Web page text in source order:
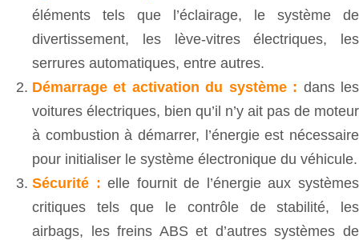
éléments tels que l’éclairage, le système de
divertissement, les lève-vitres électriques, les
serrures automatiques, entre autres.
Démarrage et activation du système : dans les
voitures électriques, bien qu’il n’y ait pas de moteur
à combustion à démarrer, l’énergie est nécessaire
pour initialiser le système électronique du véhicule.
Sécurité : elle fournit de l’énergie aux systèmes
critiques tels que le contrôle de stabilité, les
airbags, les freins ABS et d’autres systèmes de